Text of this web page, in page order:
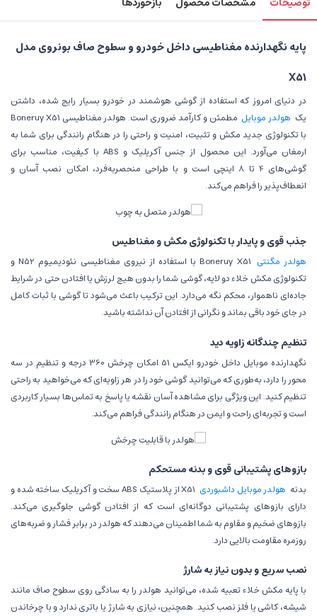
پایه نگهدارنده مغناطیسی داخل خودرو و سطوح صاف بونروی مدل
X51
در دنیای امروز که استفاده از گوشی هوشمند در خودرو بسیار رایج شده، داشتن
یک هولدر موبایل
مطمئن و کارآمد ضروری است. هولدر مغناطیسی Boneruy X51
با تکنولوژی جدید مکش و تثبیت، امنیت و راحتی را در هنگام رانندگی برای شما به
ارمغان می‌آورد. این محصول از جنس آکریلیک و ABS با کیفیت، مناسب برای
گوشی‌های 4 تا 8 اینچی است و با طراحی منحصربه‌فرد، امکان نصب آسان و
انعطاف‌پذیر را فراهم می‌کند.
جذب قوی و پایدار با تکنولوژی مکش و مغناطیس
هولدر مگنتی
Boneruy X51 با استفاده از نیروی مغناطیسی نئودیمیوم N52 و
تکنولوژی مکش خلاء دو لایه، گوشی شما را بدون هیچ لرزش یا افتادن حتی در شرایط
جاده‌ای ناهموار، محکم نگه می‌دارد. این ترکیب باعث می‌شود تا گوشی با ثبات کامل
در جای خود باقی بماند و نگرانی از افتادن آن نداشته باشید.
تنظیم چندگانه زاویه دید
نگهدارنده موبایل داخل خودرو ایکس 51 امکان چرخش 360 درجه و تنظیم در سه
محور را دارد، به‌طوری که می‌توانید گوشی خود را در هر زاویه‌ای که می‌خواهید به راحتی
تنظیم کنید. این ویژگی برای مشاهده آسان نقشه یا پاسخ به تماس‌ها بسیار کاربردی
است و تجربه‌ای راحت و ایمن در هنگام رانندگی فراهم می‌کند.
بازوهای پشتیبانی قوی و بدنه مستحکم
بدنه هولدر موبایل داشبوردی
X51 از پلاستیک ABS سخت و آکریلیک ساخته شده و
دارای بازوهای پشتیبانی دوگانه‌ای است که از افتادن گوشی جلوگیری می‌کند.
بازوهای ضخیم و مقاوم به شما اطمینان می‌دهند که هولدر در برابر فشار و ضربه‌های
روزمره مقاومت بالایی دارد.
نصب سریع و بدون نیاز به شارژ
با پایه مکش خلاء تعبیه شده، می‌توانید هولدر را به سادگی روی سطوح صاف مانند
شیشه، کاشی یا فلز نصب کنید. همچنین، نیازی به شارژ یا باتری ندارد و با چرخاندن